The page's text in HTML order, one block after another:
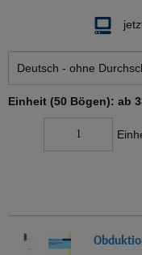
Einheit (50 Bögen): ab